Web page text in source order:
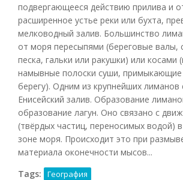
подвергающееся действию прилива и
расширенное устье реки или бухта,
мелководный залив. Большинство
от моря пересыпями (береговые валы,
песка, гальки или ракушки) или косами
намывные полоски суши,
берегу). Одним из крупнейших лиманов
Енисейский залив. Образование
образование лагун. Оно связано с
(твёрдых частиц, переносимых водой)
зоне моря. Происходит это при
материала оконечности мысов...
Tags:
География